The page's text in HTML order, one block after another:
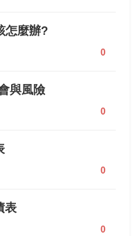
怎麼辦?
0
與風險
0
0
表
0